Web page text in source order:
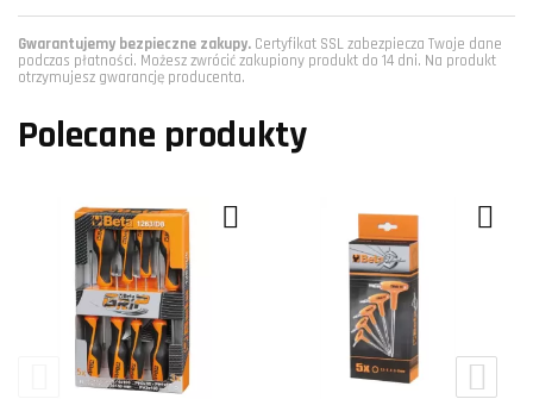
Gwarantujemy bezpieczne zakupy. Certyfikat SSL zabezpiecza Twoje dane
podczas płatności. Możesz zwrócić zakupiony produkt do 14 dni. Na produkt
otrzymujesz gwarancję producenta.
Polecane produkty